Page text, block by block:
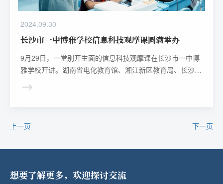
2024.09.30
长沙市一中博雅学校信息科技观摩课圆满举办
9月29日，一堂别开生面的信息科技观摩课在长沙市一中博
雅学校开讲。湖南省电化教育馆、湘江新区教育局、长沙市
息科技观摩课。
上一页 下一页
想要了解更多，欢迎探讨交流